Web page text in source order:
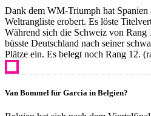
Dank dem WM-Triumph hat
Weltrangliste erobert. Es löste
Während sich die Schweiz von Rang
büsste Deutschland nach seiner
Plätze ein. Es belegt noch Rang 12.
Van Bommel für Garcia in Belgien?